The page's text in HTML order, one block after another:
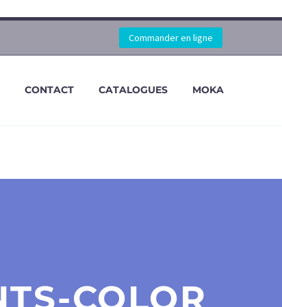
Commander en ligne
CONTACT CATALOGUES MOKA
COLOR